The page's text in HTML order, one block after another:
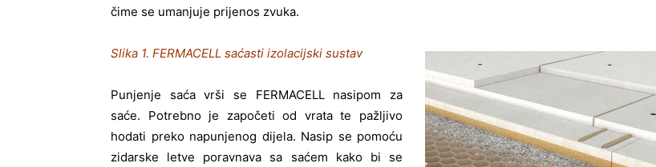
čime se umanjuje prijenos zvuka.
Slika 1. FERMACELL saćasti izolacijski sustav
Punjenje saća vrši se FERMACELL nasipom za
saće. Potrebno je započeti od vrata te pažljivo
hodati preko napunjenog dijela. Nasip se pomoću
zidarske letve poravnava sa saćem kako bi se